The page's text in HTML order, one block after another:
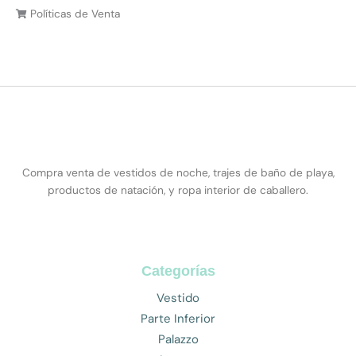
Políticas de Venta
Compra venta de vestidos de noche, trajes de baño de playa,
productos de natación, y ropa interior de caballero.
Categorías
Vestido
Parte Inferior
Palazzo